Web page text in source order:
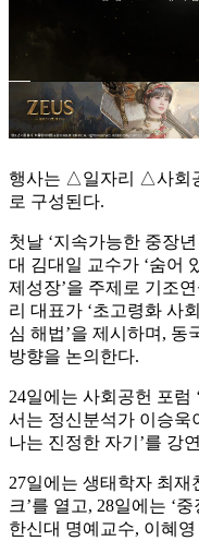
행사는 △일자리 △사회
로 구성된다.
첫날 ‘지속가능한 중장
대 김대일 교수가 ‘숨어
제성장’을 주제로 기조
리 대표가 ‘초고령화 사
심 해법’을 제시하며, 동
방향을 논의한다.
24일에는 사회공헌 포럼
서는 정신분석가 이승욱
나는 진정한 자기’를 강
27일에는 생태학자 최재
크’를 열고, 28일에는 ‘
한신대 명예교수, 이혜